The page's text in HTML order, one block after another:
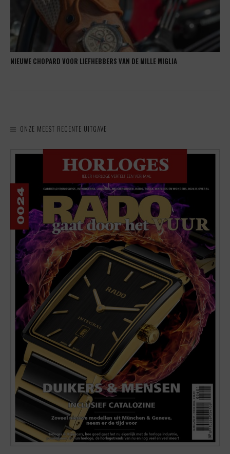
NIEUWE CHOPARD VOOR LIEFHEBBERS VAN DE MILLE MIGLIA
ONZE MEEST RECENTE UITGAVE